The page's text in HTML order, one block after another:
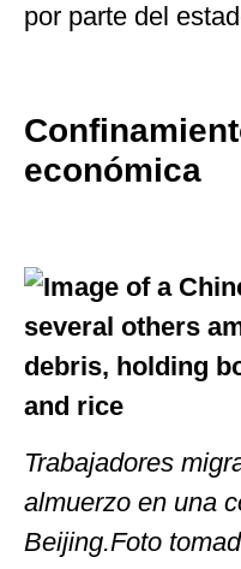
por parte del
económica
Trabajadores
almuerzo en una
Beijing.Foto